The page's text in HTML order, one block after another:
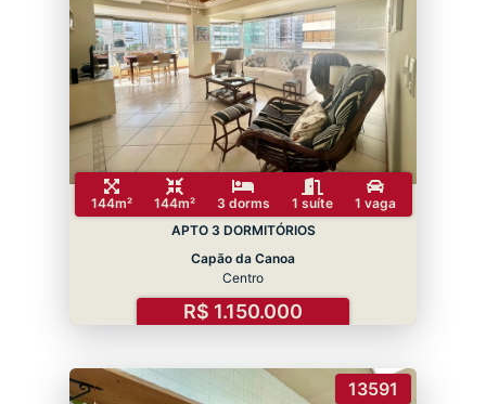
144m² 144m² 3 dorms 1 suíte
1 vaga
APTO 3 DORMITÓRIOS
Capão da Canoa
Centro
R$ 1.150.000
13591